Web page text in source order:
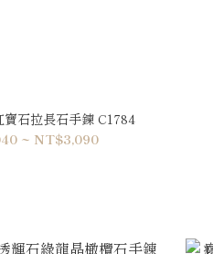
石拉長石手鍊 C1784
~ NT$3,090